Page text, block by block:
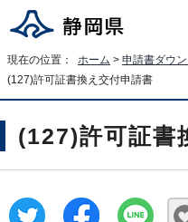
現在の位置： ホーム > 申請書ダウ
(127)許可証書換え交付申請書
(127)許可証書